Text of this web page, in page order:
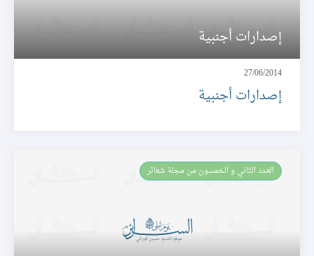
إصدارات أجنبية
27/06/2014
إصدارات أجنبية
العـدد الثاني و الخمسون من مجلة شعائر